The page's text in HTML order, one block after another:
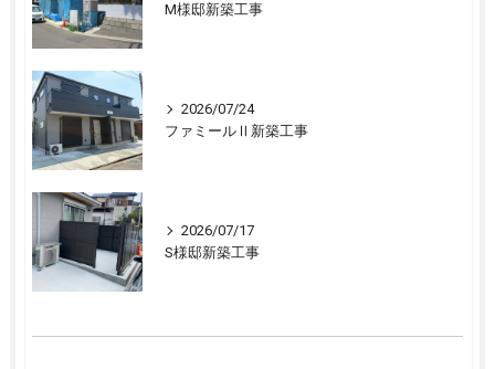
M様邸新築工事
2026/07/24
ファミールⅡ新築工事
2026/07/17
S様邸新築工事